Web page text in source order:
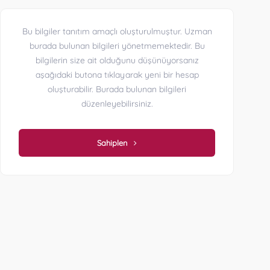
Bu bilgiler tanıtım amaçlı oluşturulmuştur. Uzman
burada bulunan bilgileri yönetmemektedir. Bu
bilgilerin size ait olduğunu düşünüyorsanız
aşağıdaki butona tıklayarak yeni bir hesap
oluşturabilir. Burada bulunan bilgileri
düzenleyebilirsiniz.
Sahiplen